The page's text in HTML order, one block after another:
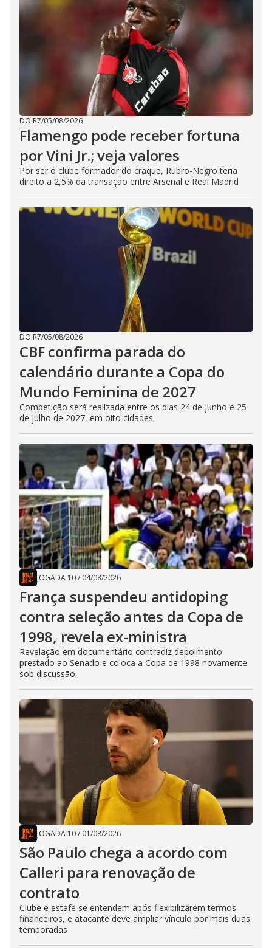
DO R7/05/08/2026
Flamengo pode receber fortuna
por Vini Jr.; veja valores
Por ser o clube formador do craque, Rubro-Negro teria
direito a 2,5% da transação entre Arsenal e Real Madrid
DO R7/05/08/2026
CBF confirma parada do
calendário durante a Copa do
Mundo Feminina de 2027
Competição será realizada entre os dias 24 de junho e 25
de julho de 2027, em oito cidades
JOGADA 10/ 04/08/2026
França suspendeu antidoping
contra seleção antes da Copa de
1998, revela ex-ministra
Revelação em documentário contradiz depoimento
prestado ao Senado e coloca a Copa de 1998 novamente
sob discussão
JOGADA 10/ 01/08/2026
São Paulo chega a acordo com
Calleri para renovação de
contrato
Clube e estafe se entendem após flexibilizarem termos
financeiros, e atacante deve ampliar vínculo por mais duas
temporadas